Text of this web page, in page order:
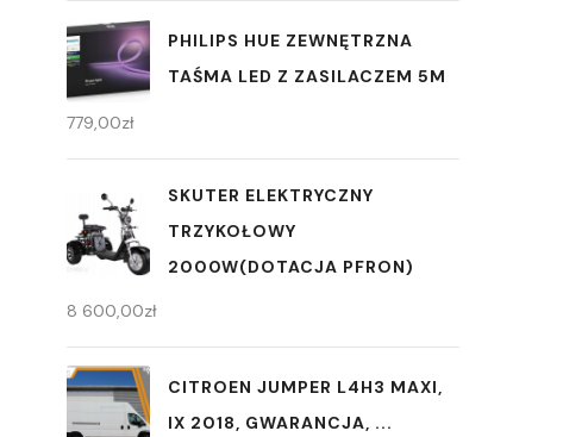
PHILIPS HUE ZEWNĘTRZNA
TAŚMA LED Z ZASILACZEM 5M
779,00zł
SKUTER ELEKTRYCZNY
TRZYKOŁOWY
2000W(DOTACJA PFRON)
8 600,00zł
CITROEN JUMPER L4H3 MAXI,
IX 2018, GWARANCJA, ...